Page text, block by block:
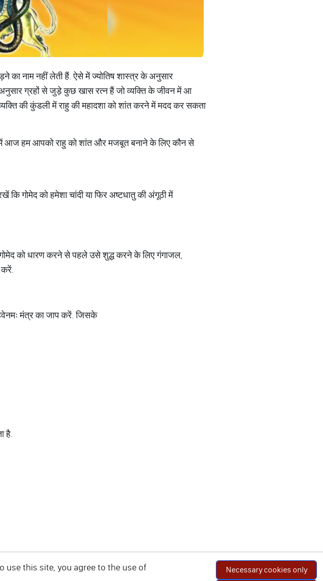
का नाम नहीं लेती हैं. ऐसे में ज्योतिष शास्त्र के अनुसार
ग्रहों से जुड़े कुछ खास रत्न हैं जो व्यक्ति के जीवन में आ
की कुंडली में राहु की महादशा को शांत करने में मदद कर सकता
में आज हम आपको राहु को शांत और मजबूत बनाने के लिए कौन से
कि गोमेद को हमेशा चांदी या फिर अष्टधातु की अंगूठी में
गोमेद को धारण करने से पहले उसे शुद्ध करने के लिए गंगाजल,
मंत्र का जाप करें. जिसके
है.
use this site, you agree to the use of
Necessary cookies only